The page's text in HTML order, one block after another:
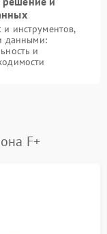
инструментов,
данными:
и
F+